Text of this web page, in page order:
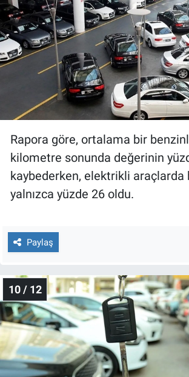
Rapora göre, ortalama bir
kilometre sonunda değerinin
kaybederken, elektrikli araçlarda
yalnızca yüzde 26 oldu.
Paylaş
10 / 12